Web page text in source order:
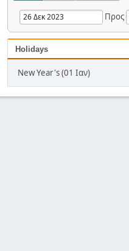
Προς
Holidays
New Year's (01 Ιαν)